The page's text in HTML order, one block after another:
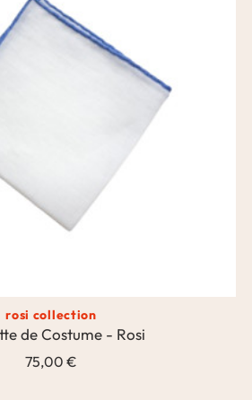
rosi collection
de Costume - Rosi
75,00 €